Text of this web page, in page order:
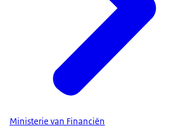
Ministerie van Financiën